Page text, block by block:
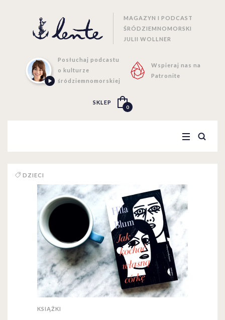
MAGAZYN I PODCAST
ŚRÓDZIEMNOMORSKI
JULII WOLLNER
Posłuchaj podcastu
o kulturze
śródziemnomorskiej
Wspieraj nas na
Patronite
SKLEP
0
DZIECI
KSIĄŻKI